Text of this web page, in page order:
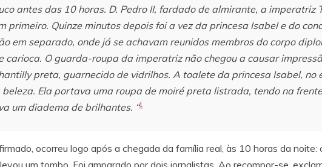
antes das 10 horas. D. Pedro II, fardado de almirante, a imperatriz
primeiro. Quinze minutos depois foi a vez da princesa Isabel e do
em separado, onde já se achavam reunidos membros do corpo
carioca. O guarda-roupa da imperatriz não chegou a causar
preta, guarnecido de vidrilhos. A toalete da princesa Isabel, no
Ela portava uma roupa de moiré preta listrada, tendo na
um diadema de brilhantes. “1
ocorreu logo após a chegada da família real, às 10 horas da